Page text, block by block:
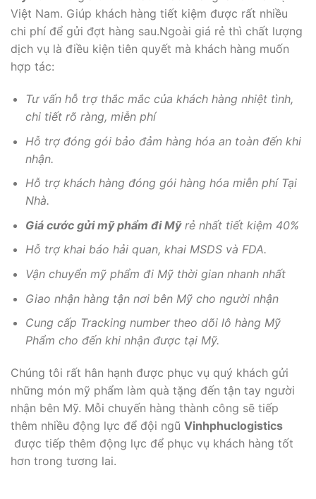
Việt Nam. Giúp khách hàng tiết kiệm được rất nhiều
chi phí để gửi đợt hàng sau.Ngoài giá rẻ thì chất lượng
dịch vụ là điều kiện tiên quyết mà khách hàng muốn
hợp tác:
Tư vấn hỗ trợ thắc mắc của khách hàng nhiệt tình,
chi tiết rõ ràng, miễn phí
Hỗ trợ đóng gói bảo đảm hàng hóa an toàn đến khi
nhận.
Hỗ trợ khách hàng đóng gói hàng hóa miễn phí Tại
Nhà.
Giá cước gửi mỹ phẩm đi Mỹrẻ nhất tiết kiệm 40%
Hỗ trợ khai báo hải quan, khai MSDS và FDA.
Vận chuyển mỹ phẩm đi Mỹ thời gian nhanh nhất
Giao nhận hàng tận nơi bên Mỹ cho người nhận
Cung cấp Tracking number theo dõi lô hàng Mỹ
Phẩm cho đến khi nhận được tại Mỹ.
Chúng tôi rất hân hạnh được phục vụ quý khách gửi
những món mỹ phẩm làm quà tặng đến tận tay người
nhận bên Mỹ. Mỗi chuyến hàng thành công sẽ tiếp
thêm nhiều động lực để đội ngũ Vinhphuclogistics
được tiếp thêm động lực để phục vụ khách hàng tốt
hơn trong tương lai.